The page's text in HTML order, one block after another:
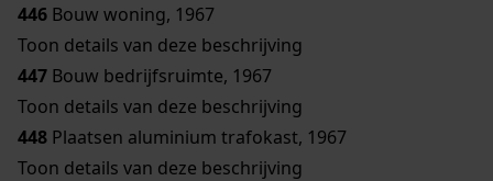
446 Bouw woning, 1967
Toon details van deze beschrijving
447 Bouw bedrijfsruimte, 1967
Toon details van deze beschrijving
448 Plaatsen aluminium trafokast, 1967
Toon details van deze beschrijving